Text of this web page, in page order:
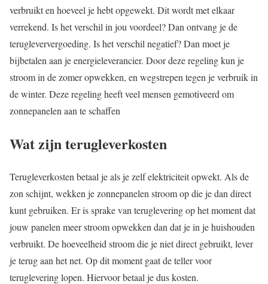
verbruikt en hoeveel je hebt opgewekt. Dit wordt met elkaar
verrekend. Is het verschil in jou voordeel? Dan ontvang je de
terugleververgoeding. Is het verschil negatief? Dan moet je
bijbetalen aan je energieleverancier. Door deze regeling kun je
stroom in de zomer opwekken, en wegstrepen tegen je verbruik in
de winter. Deze regeling heeft veel mensen gemotiveerd om
zonnepanelen aan te schaffen
Wat zijn terugleverkosten
Terugleverkosten betaal je als je zelf elektriciteit opwekt. Als de
zon schijnt, wekken je zonnepanelen stroom op die je dan direct
kunt gebruiken. Er is sprake van teruglevering op het moment dat
jouw panelen meer stroom opwekken dan dat je in je huishouden
verbruikt. De hoeveelheid stroom die je niet direct gebruikt, lever
je terug aan het net. Op dit moment gaat de teller voor
teruglevering lopen. Hiervoor betaal je dus kosten.